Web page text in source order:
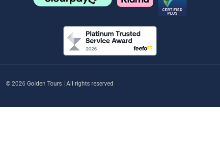
© 2026 Golden Tours | All rights reserved